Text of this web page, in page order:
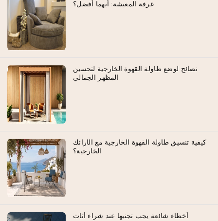
غرفة المعيشة: أيهما أفضل؟
نصائح لوضع طاولة القهوة الخارجية لتحسين
المظهر الجمالي
كيفية تنسيق طاولة القهوة الخارجية مع الأرائك
الخارجية؟
أخطاء شائعة يجب تجنبها عند شراء أثاث